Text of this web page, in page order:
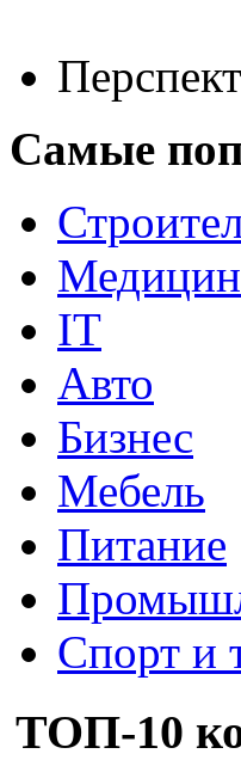
Самые
IT
Авто
Бизнес
Мебель
Питание
Спорт и
ТОП-10